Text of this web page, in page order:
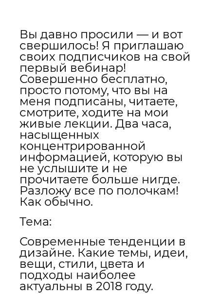
Вы давно просили — и вот
свершилось! Я приглашаю
своих подписчиков на свой
первый вебинар!
Совершенно бесплатно,
просто потому, что вы на
меня подписаны, читаете,
смотрите, ходите на мои
живые лекции. Два часа,
насыщенных
концентрированной
информацией, которую вы
не услышите и не
прочитаете больше нигде.
Разложу все по полочкам!
Как обычно.
Тема:
Современные тенденции в
дизайне. Какие темы, идеи,
вещи, стили, цвета и
подходы наиболее
актуальны в 2018 году.